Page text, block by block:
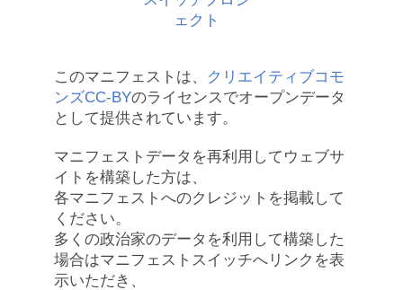
このマニフェストは、
クリエイティブコモ
ンズCC-BYのライセンスでオープンデータ
として提供されています。
マニフェストデータを再利用してウェブサ
イトを構築した方は、
各マニフェストへのクレジットを掲載して
ください。
多くの政治家のデータを利用して構築した
場合はマニフェストスイッチへリンクを表
示いただき、